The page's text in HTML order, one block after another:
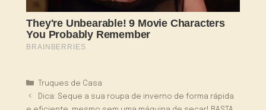
Categorias
Truques de Casa
Dica: Seque a sua roupa de inverno de forma rápida